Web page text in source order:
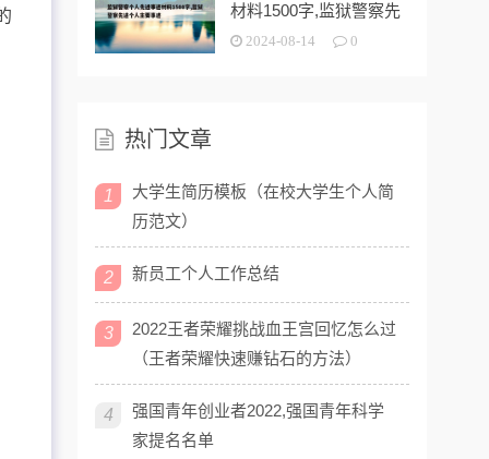
材料1500字,监狱警察先
进个人
2024-08-14 0
热门文章
1
大学生简历模板（在校大学生个人简
历范文）
2 新员工个人工作总结
3
2022王者荣耀挑战血王宫回忆怎么过
（王者荣耀快速赚钻石的方法）
4
强国青年创业者2022,强国青年科学
家提名名单